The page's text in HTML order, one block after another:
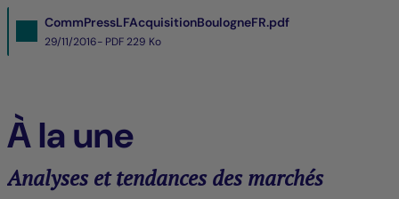
CommPressLFAcquisitionBoulogneFR.pdf
29/11/2016- PDF 229 Ko
À la une
Analyses et tendances des marchés